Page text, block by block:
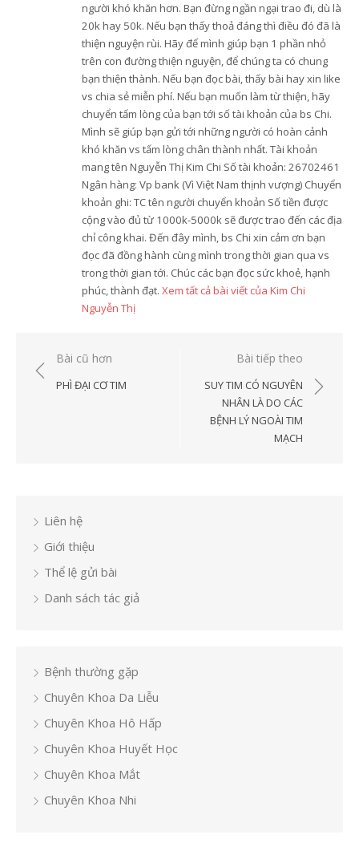
người khó khăn hơn. Bạn đừng ngần ngại trao đi, dù là
20k hay 50k. Nếu bạn thấy thoả đáng thì điều đó đã là
thiện nguyện rùi. Hãy để mình giúp bạn 1 phần nhỏ
trên con đường thiện nguyện, để chúng ta có chung
bạn thiện thành. Nếu bạn đọc bài, thấy bài hay xin like
vs chia sẻ miễn phí. Nếu bạn muốn làm từ thiện, hãy
chuyển tấm lòng của bạn tới số tài khoản của bs Chi.
Mình sẽ giúp bạn gửi tới những người có hoàn cảnh
khó khăn vs tấm lòng chân thành nhất. Tài khoản
mang tên Nguyễn Thị Kim Chi Số tài khoản: 26702461
Ngân hàng: Vp bank (Vì Việt Nam thịnh vượng) Chuyển
khoản ghi: TC tên người chuyển khoản Số tiền được
cộng vào đủ từ 1000k-5000k sẽ được trao đến các địa
chỉ công khai. Đến đây mình, bs Chi xin cảm ơn bạn
đọc đã đồng hành cùng mình trong thời gian qua vs
trong thời gian tới. Chúc các bạn đọc sức khoẻ, hạnh
phúc, thành đạt. Xem tất cả bài viết của Kim Chi
Nguyễn Thị
Điều
hướng
Bài cũ hơn
PHÌ ĐẠI CƠ TIM
Bài tiếp theo
SUY TIM CÓ NGUYÊN
NHÂN LÀ DO CÁC
BỆNH LÝ NGOÀI TIM
MẠCH
Liên hệ
Giới thiệu
Thể lệ gửi bài
Danh sách tác giả
Bệnh thường gặp
Chuyên Khoa Da Liễu
Chuyên Khoa Hô Hấp
Chuyên Khoa Huyết Học
Chuyên Khoa Mắt
Chuyên Khoa Nhi